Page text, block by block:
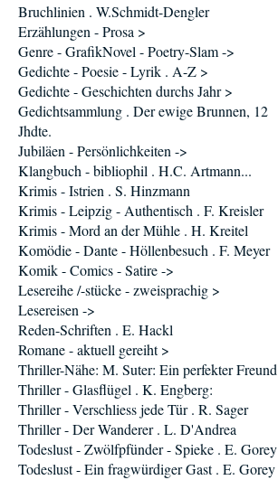
Bruchlinien . W.Schmidt-Dengler
Erzählungen - Prosa >
Genre - GrafikNovel - Poetry-Slam ->
Gedichte - Poesie - Lyrik . A-Z >
Gedichte - Geschichten durchs Jahr >
Gedichtsammlung . Der ewige Brunnen, 12
Jhdte.
Jubiläen - Persönlichkeiten ->
Klangbuch - bibliophil . H.C. Artmann...
Krimis - Istrien . S. Hinzmann
Krimis - Leipzig - Authentisch . F. Kreisler
Krimis - Mord an der Mühle . H. Kreitel
Komödie - Dante - Höllenbesuch . F. Meyer
Komik - Comics - Satire ->
Lesereihe /-stücke - zweisprachig >
Lesereisen ->
Reden-Schriften . E. Hackl
Romane - aktuell gereiht >
Thriller-Nähe: M. Suter: Ein perfekter Freund
Thriller - Glasflügel . K. Engberg:
Thriller - Verschliess jede Tür . R. Sager
Thriller - Der Wanderer . L. D'Andrea
Todeslust - Zwölfpfünder - Spieke . E. Gorey
Todeslust - Ein fragwürdiger Gast . E. Gorey